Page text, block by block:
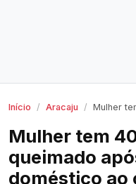
Início Aracaju Mulher tem 40%
Mulher tem
queimado
doméstico ao